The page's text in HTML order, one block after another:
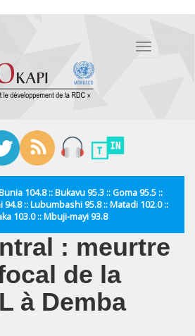
Toggle
104.8 :: Bukavu 95.3 :: Goma 95.5 ::
94.8 :: Lubumbashi 95.8 :: Matadi 102.0 ::
103.0 :: Mbuji-mayi 93.8
: meurtre
de la
à Demba